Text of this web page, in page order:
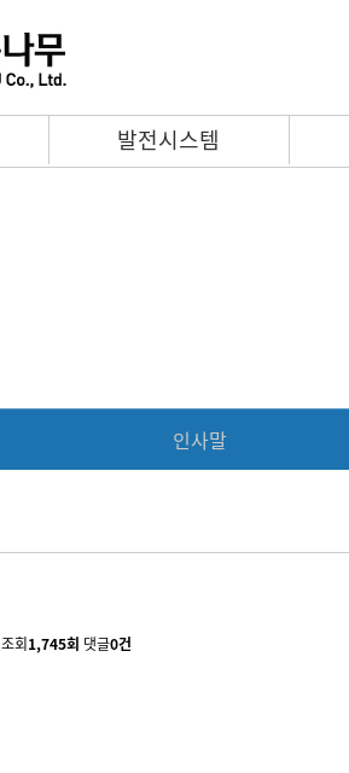
발전시스템
인사말
조회1,745회 댓글0건